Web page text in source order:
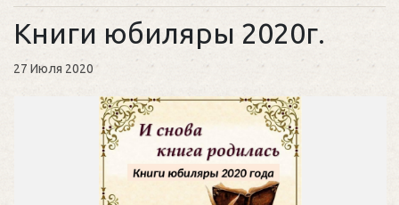
Книги юбиляры 2020г.
27 Июля 2020